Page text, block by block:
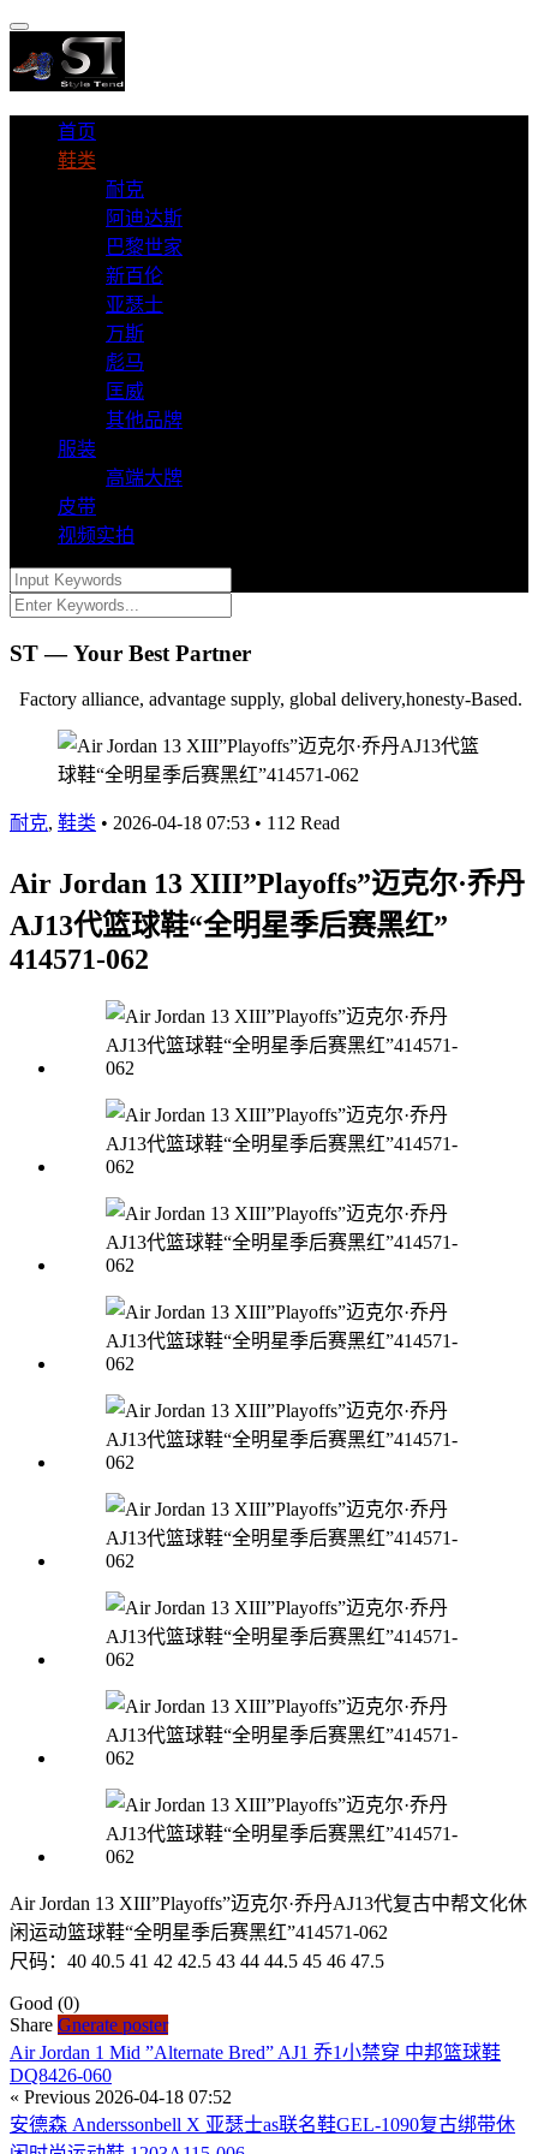
首页
鞋类
耐克
阿迪达斯
巴黎世家
新百伦
亚瑟士
万斯
彪马
匡威
其他品牌
服装
高端大牌
皮带
视频实拍
ST — Your Best Partner
Factory alliance, advantage supply, global delivery,honesty-Based.
耐克, 鞋类 • 2026-04-18 07:53 • 112 Read
Air Jordan 13 XIII”Playoffs”迈克尔·乔丹
AJ13代篮球鞋“全明星季后赛黑红”
414571-062
Air Jordan 13 XIII”Playoffs”迈克尔·乔丹AJ13代复古中帮文化休
闲运动篮球鞋“全明星季后赛黑红”414571-062
尺码：40 40.5 41 42 42.5 43 44 44.5 45 46 47.5
Good (0)
Share Gnerate poster
Air Jordan 1 Mid ”Alternate Bred” AJ1 乔1小禁穿 中邦篮球鞋
DQ8426-060
« Previous 2026-04-18 07:52
安德森 Anderssonbell X 亚瑟士as联名鞋GEL-1090复古绑带休